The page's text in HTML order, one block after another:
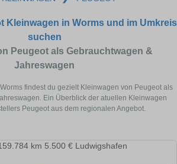
Kleinwagen in Worms und im Umkreis
suchen
Peugeot als Gebrauchtwagen &
Jahreswagen
findest du gezielt Kleinwagen von Peugeot als
Ein Überblick der atuellen Kleinwagen
Peugeot aus dem regionalen Angebot.